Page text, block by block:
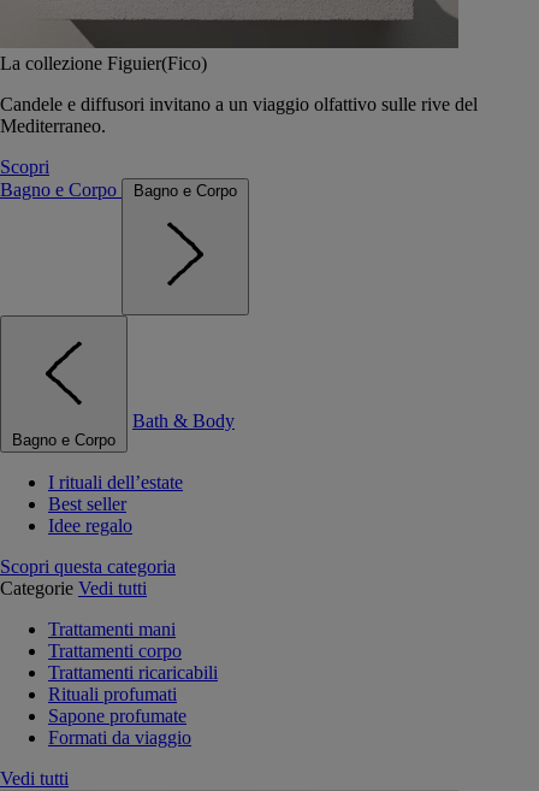
La collezione Figuier(Fico)
Candele e diffusori invitano a un viaggio olfattivo sulle rive del
Mediterraneo.
Scopri
Bagno e Corpo
Bagno e Corpo
Bagno e Corpo
Bath & Body
I rituali dell’estate
Best seller
Idee regalo
Scopri questa categoria
Categorie Vedi tutti
Trattamenti mani
Trattamenti corpo
Trattamenti ricaricabili
Rituali profumati
Sapone profumate
Formati da viaggio
Vedi tutti